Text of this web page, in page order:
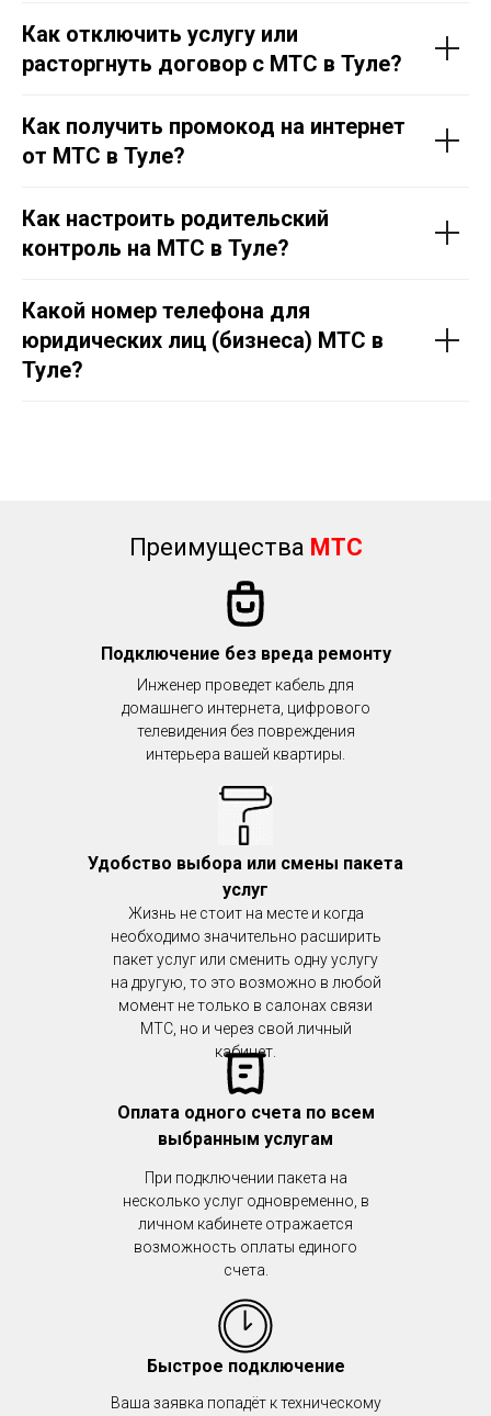
Как отключить услугу или
расторгнуть договор с МТС в Туле?
Как получить промокод на интернет
от МТС в Туле?
Как настроить родительский
контроль на МТС в Туле?
Какой номер телефона для
юридических лиц (бизнеса) МТС в
Туле?
Удобство выбора или смены пакета
услуг
Быстрое подключение
Оплата одного счета по всем
выбранным услугам
Преимущества МТС
Подключение без вреда ремонту
Инженер проведет кабель для
домашнего интернета, цифрового
телевидения без повреждения
интерьера вашей квартиры.
Ваша заявка попадёт к техническому
При подключении пакета на
несколько услуг одновременно, в
личном кабинете отражается
возможность оплаты единого
счета.
Жизнь не стоит на месте и когда
необходимо значительно расширить
пакет услуг или сменить одну услугу
на другую, то это возможно в любой
момент не только в салонах связи
МТС, но и через свой личный
кабинет.